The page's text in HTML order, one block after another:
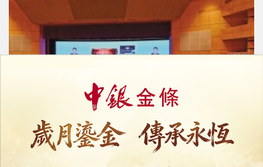
深化兩岸融合發展
17/06/2026 40560